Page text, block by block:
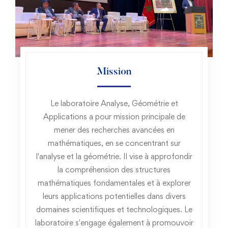
Mission
Le laboratoire Analyse, Géométrie et
Applications a pour mission principale de
mener des recherches avancées en
mathématiques, en se concentrant sur
l'analyse et la géométrie. Il vise à approfondir
la compréhension des structures
mathématiques fondamentales et à explorer
leurs applications potentielles dans divers
domaines scientifiques et technologiques. Le
laboratoire s'engage également à promouvoir